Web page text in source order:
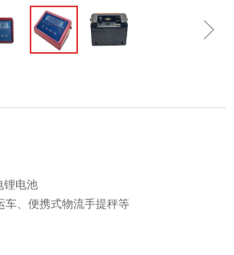
ꁇ
锂电池
车、便携式物流手提秤等